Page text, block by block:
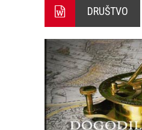
DRUŠTVO